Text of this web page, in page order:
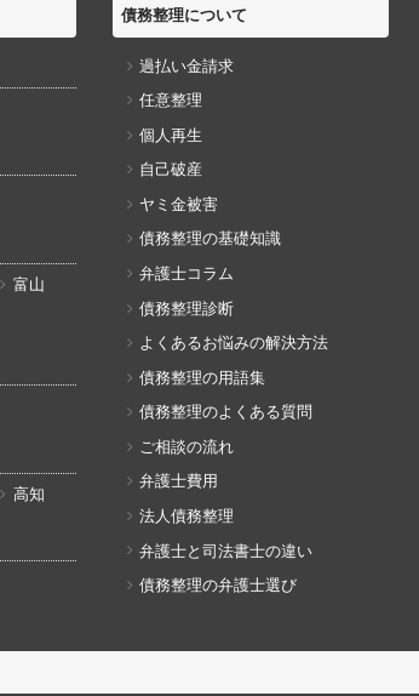
富山
高知
債務整理について
過払い金請求
任意整理
個人再生
自己破産
ヤミ金被害
債務整理の基礎知識
弁護士コラム
債務整理診断
よくあるお悩みの解決方法
債務整理の用語集
債務整理のよくある質問
ご相談の流れ
弁護士費用
法人債務整理
弁護士と司法書士の違い
債務整理の弁護士選び